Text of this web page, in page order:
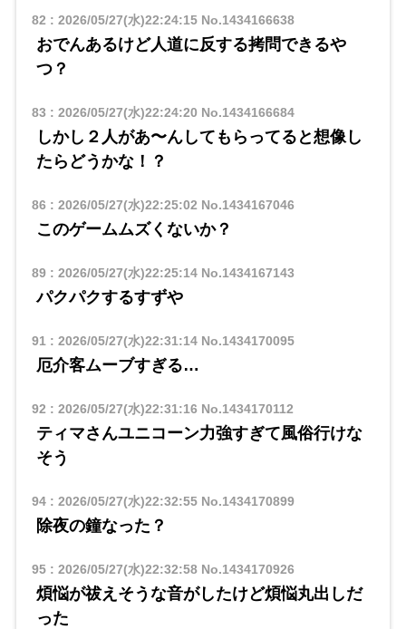
82 : 2026/05/27(水)22:24:15No.1434166638
おでんあるけど人道に反する拷問できるや
つ？
83 : 2026/05/27(水)22:24:20 No.1434166684
しかし２人があ〜んしてもらってると想像し
たらどうかな！？
86 : 2026/05/27(水)22:25:02 No.1434167046
このゲームムズくないか？
89: 2026/05/27(水)22:25:14No.1434167143
パクパクするすずや
91 : 2026/05/27(水)22:31:14No.1434170095
厄介客ムーブすぎる…
92 : 2026/05/27(水)22:31:16 No.1434170112
ティマさんユニコーン力強すぎて風俗行けな
そう
94: 2026/05/27(水)22:32:55No.1434170899
除夜の鐘なった？
95: 2026/05/27(水)22:32:58No.1434170926
煩悩が祓えそうな音がしたけど煩悩丸出しだ
った